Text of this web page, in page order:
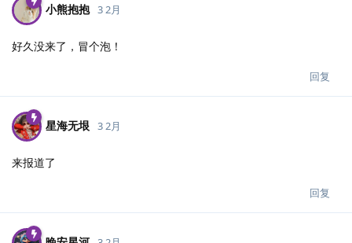
小熊抱抱 3 2月
好久没来了，冒个泡！
回复
星海无垠 3 2月
来报道了
回复